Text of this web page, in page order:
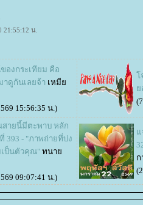
21:55:12 น.
องกระเทียม คือ
าดูกันเลยจ้า เหมี
15:56:35 น.)
จ
ายนี้มีตะพาบ หลัก
393 - "ภาพถ่ายที่บ่ง
ป็นตัวคุณ" ทนา
09:07:41 น.)